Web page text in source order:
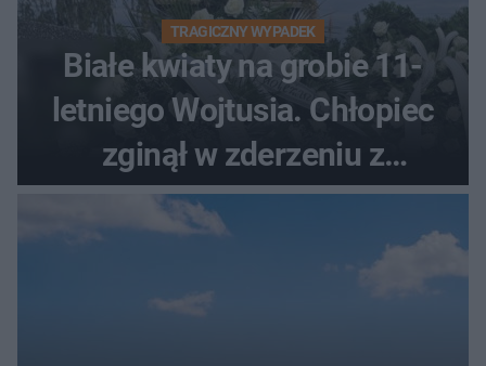
TRAGICZNY WYPADEK
Białe kwiaty na grobie 11-
letniego Wojtusia. Chłopiec
zginął w zderzeniu z
kombajnem